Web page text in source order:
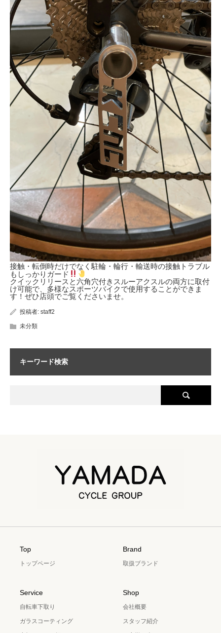
接触・転倒時だけでなく駐輪・輪行・輸送時の接触トラブル
もしっかりガード
クイックリリースと六角穴付きスルーアクスルの両方に取付
け可能で、多様なスポーツバイクで使用することができま
す！ぜひ店頭でご覧くださいませ。
投稿者: staff2
未分類
キーワード検索
Top
トップページ
Brand
取扱ブランド
Service
自転車下取り
ガラスコーティング
Shop
会社概要
スタッフ紹介